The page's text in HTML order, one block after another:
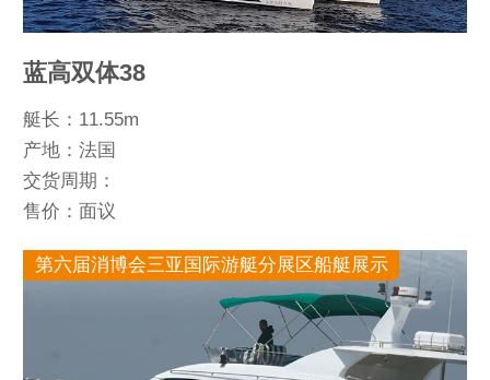
蓝高双体38
艇长：11.55m
产地：法国
交货周期：
售价：面议
第六届消博会三亚国际游艇分展区船艇展示